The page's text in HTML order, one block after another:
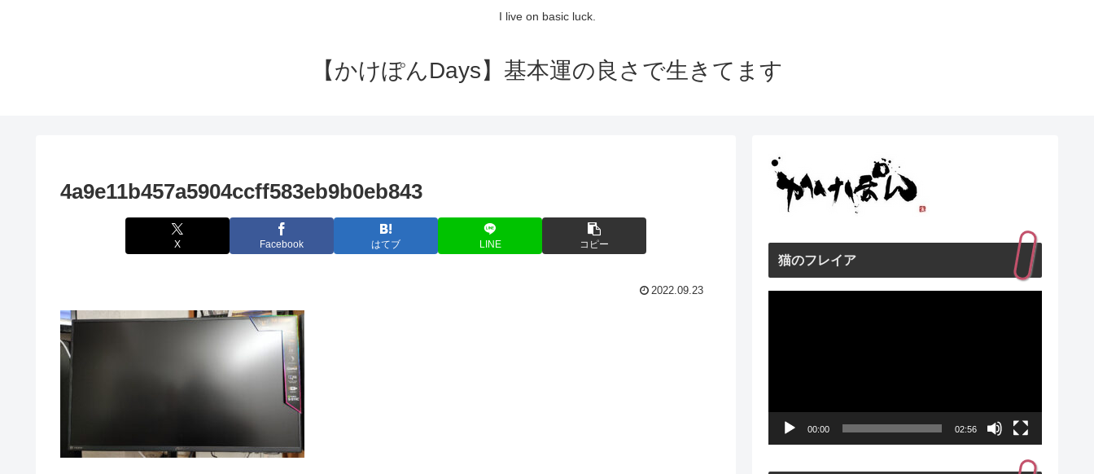
I live on basic luck.
【かけぽんDays】基本運の良さで生きてます
4a9e11b457a5904ccff583eb9b0eb843
X Facebook はてブ LINE コピー
2022.09.23
猫のフレイア
00:00 02:56